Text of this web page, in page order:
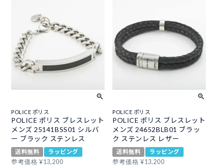
POLICE ポリス
POLICE ポリス ブレスレット
メンズ 25141BSS01 シルバ
ー ブラック ステンレス
送料無料
ラッピング
参考価格 ¥13,200
POLICE ポリス
POLICE ポリス ブレスレット
メンズ 24652BLB01 ブラッ
ク ステンレス レザー
送料無料
ラッピング
参考価格 ¥13,200